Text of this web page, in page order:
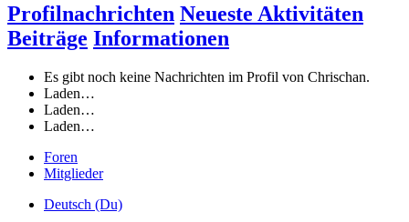
Profilnachrichten Neueste Aktivitäten
Beiträge Informationen
Es gibt noch keine Nachrichten im Profil von Chrischan.
Laden…
Laden…
Laden…
Foren
Mitglieder
Deutsch (Du)